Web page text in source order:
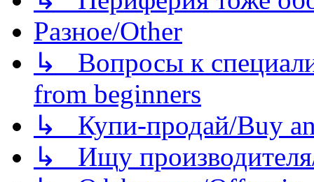
Разное/Other
↳ Вопросы к
from beginners
↳ Купи-продай/Buy
↳ Ищу